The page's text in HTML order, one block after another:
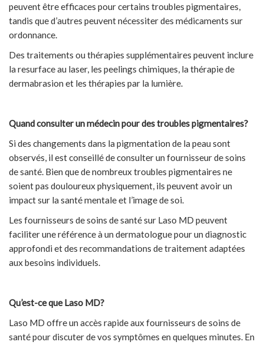
peuvent être efficaces pour certains troubles pigmentaires,
tandis que d’autres peuvent nécessiter des médicaments sur
ordonnance.
Des traitements ou thérapies supplémentaires peuvent inclure
la resurface au laser, les peelings chimiques, la thérapie de
dermabrasion et les thérapies par la lumière.
Quand consulter un médecin pour des troubles pigmentaires?
Si des changements dans la pigmentation de la peau sont
observés, il est conseillé de consulter un fournisseur de soins
de santé. Bien que de nombreux troubles pigmentaires ne
soient pas douloureux physiquement, ils peuvent avoir un
impact sur la santé mentale et l’image de soi.
Les fournisseurs de soins de santé sur Laso MD peuvent
faciliter une référence à un dermatologue pour un diagnostic
approfondi et des recommandations de traitement adaptées
aux besoins individuels.
Qu’est-ce que Laso MD?
Laso MD offre un accès rapide aux fournisseurs de soins de
santé pour discuter de vos symptômes en quelques minutes. En